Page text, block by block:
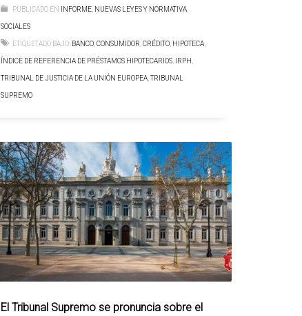
PUBLICADO EN INFORME, NUEVAS LEYES Y NORMATIVA,
SOCIALES
ETIQUETADO BAJO: BANCO,CONSUMIDOR,CRÉDITO, HIPOTECA,
ÍNDICE DE REFERENCIA DE PRÉSTAMOS HIPOTECARIOS, IRPH,
TRIBUNAL DE JUSTICIA DE LA UNIÓN EUROPEA, TRIBUNAL
SUPREMO
El Tribunal Supremo se pronuncia sobre el